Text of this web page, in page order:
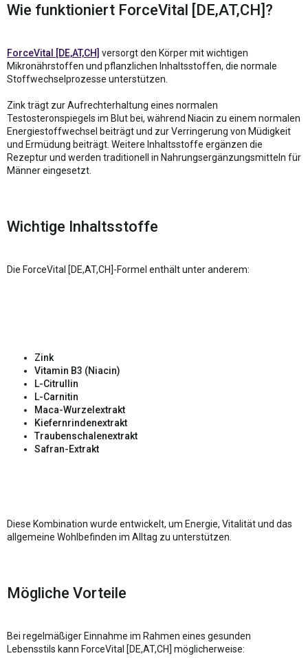
Wie funktioniert ForceVital [DE,AT,CH]?
ForceVital [DE,AT,CH] versorgt den Körper mit wichtigen
Mikronährstoffen und pflanzlichen Inhaltsstoffen, die normale
Stoffwechselprozesse unterstützen.
Zink trägt zur Aufrechterhaltung eines normalen
Testosteronspiegels im Blut bei, während Niacin zu einem normalen
Energiestoffwechsel beiträgt und zur Verringerung von Müdigkeit
und Ermüdung beiträgt. Weitere Inhaltsstoffe ergänzen die
Rezeptur und werden traditionell in Nahrungsergänzungsmitteln für
Männer eingesetzt.
Wichtige Inhaltsstoffe
Die ForceVital [DE,AT,CH]-Formel enthält unter anderem:
Zink
Vitamin B3 (Niacin)
L-Citrullin
L-Carnitin
Maca-Wurzelextrakt
Kiefernrindenextrakt
Traubenschalenextrakt
Safran-Extrakt
Diese Kombination wurde entwickelt, um Energie, Vitalität und das
allgemeine Wohlbefinden im Alltag zu unterstützen.
Mögliche Vorteile
Bei regelmäßiger Einnahme im Rahmen eines gesunden
Lebensstils kann ForceVital [DE,AT,CH] möglicherweise: